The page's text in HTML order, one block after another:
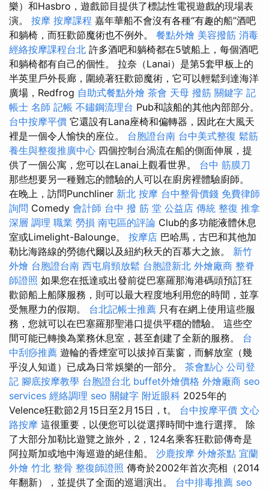
樂）和Hasbro，遊戲節目提供了標誌性電視遊戲的現場表
演。 按摩 按摩課程 嘉年華船不會沒有各種“有趣的船”酒吧
和躺椅，而狂歡節魔術也不例外。 餐點外燴 美容撥筋 消毒
經絡按摩課程台北 許多酒吧和躺椅都在5號船上，每個酒吧
和躺椅都有自己的個性。 拉奈（Lanai）是第5套甲板上的
半英里戶外長廊，圍繞著狂歡節魔術，它可以輕鬆到達海洋
廣場，Redfrog 自助式餐點外燴 茶會 天母 撥筋 關鍵字 記
帳士 名師 記帳 不鏽鋼流理台 Pub和該船的其他內部部分。
台中按摩平價 它還設有Lana座椅和偏轉器，因此在大風天
裡是一個令人愉快的座位。 台胞證台南 台中美式整復 鬆筋
養生與整復推廣中心 四個控制台渦流在船的側面伸展，提
供了一個公寓，您可以在Lanai上觀看世界。 台中 筋膜刀
那些想要另一種難忘的體驗的人可以在廚房裡體驗廚師。
在晚上，訪問Punchliner 新北 按摩 台中整骨價錢 免費律師
詢問 Comedy 會計師 台中 撥 筋 堂 公益店 傳統 整復 推拿
深層 調理 職業 勞損 南屯區的評論 Club的多功能液體休息
室或Limelight-Balounge。 按摩店 巴哈馬，古巴和其他加
勒比海路線的勞德代爾以及紐約秋天的百慕大之旅。 新竹
外燴 台胞證台南 西屯肩頸放鬆 台胞證新北 外燴廠商 整脊
師證照 如果您在抵達或出發前從巴塞羅那海港碼頭預訂狂
歡節船上船隊服務，則可以最大程度地利用您的時間，並享
受無壓力的假期。 台北記帳士推薦 只有在網上使用這些服
務，您就可以在巴塞羅那聖港口提供平穩的體驗。 這些空
間可能已轉換為業務休息室，甚至創建了全新的服務。 台
中刮痧推薦 遊輪的香煙室可以拔掉百葉窗，而解放室（幾
乎沒人知道）已成為日常娛樂的一部分。 茶會點心 公司登
記 腳底按摩教學 台胞證台北 buffet外燴價格 外燴廠商 seo
services 經絡調理 seo 關鍵字 附近眼科 2025年的
Velence狂歡節2月15日至2月15日，t。 台中按摩平價 文心
路按摩 這很重要，以便您可以從選擇時間中進行選擇。 除
了大部分加勒比遊覽之旅外，2，124名乘客狂歡節傳奇是
阿拉斯加或地中海巡遊的絕佳船。 沙鹿按摩 外燴茶點 宜蘭
外燴 竹北 整骨 整復師證照 傳奇於2002年首次亮相（2014
年翻新），並提供了全面的巡迴演出。 台中排毒推薦 seo